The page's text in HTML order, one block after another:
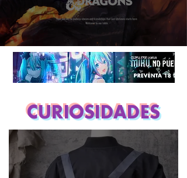
DUNGEONS & DRAGONS ¿TE ATREVES?
CURIOSIDADES